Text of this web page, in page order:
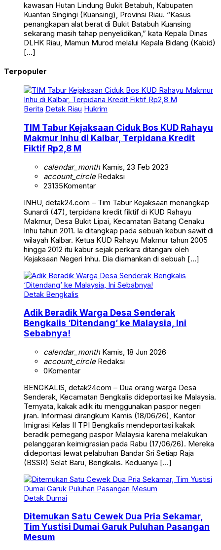
kawasan Hutan Lindung Bukit Betabuh, Kabupaten
Kuantan Singingi (Kuansing), Provinsi Riau. “Kasus
penangkapan alat berat di Bukit Batabuh Kuansing
sekarang masih tahap penyelidikan,” kata Kepala Dinas
DLHK Riau, Mamun Murod melalui Kepala Bidang (Kabid)
[…]
Terpopuler
Berita Detak Riau Hukrim
TIM Tabur Kejaksaan Ciduk Bos KUD Rahayu
Makmur Inhu di Kalbar, Terpidana Kredit
Fiktif Rp2,8 M
calendar_monthKamis, 23 Feb 2023
account_circleRedaksi
23135Komentar
INHU, detak24.com – Tim Tabur Kejaksaan menangkap
Sunardi (47), terpidana kredit fiktif di KUD Rahayu
Makmur, Desa Bukit Lipai, Kecamatan Batang Cenaku
Inhu tahun 2011. Ia ditangkap pada sebuah kebun sawit di
wilayah Kalbar. Ketua KUD Rahayu Makmur tahun 2005
hingga 2012 itu kabur sejak perkara ditangani oleh
Kejaksaan Negeri Inhu. Dia diamankan di sebuah […]
Detak Bengkalis
Adik Beradik Warga Desa Senderak
Bengkalis ‘Ditendang’ ke Malaysia, Ini
Sebabnya!
calendar_monthKamis, 18 Jun 2026
account_circleRedaksi
0Komentar
BENGKALIS, detak24com – Dua orang warga Desa
Senderak, Kecamatan Bengkalis dideportasi ke Malaysia.
Ternyata, kakak adik itu menggunakan paspor negeri
jiran. Informasi dirangkum Kamis (18/06/26), Kantor
Imigrasi Kelas II TPI Bengkalis mendeportasi kakak
beradik pemegang paspor Malaysia karena melakukan
pelanggaran keimigrasian pada Rabu (17/06/26). Mereka
dideportasi lewat pelabuhan Bandar Sri Setiap Raja
(BSSR) Selat Baru, Bengkalis. Keduanya […]
Detak Dumai
Ditemukan Satu Cewek Dua Pria Sekamar,
Tim Yustisi Dumai Garuk Puluhan Pasangan
Mesum